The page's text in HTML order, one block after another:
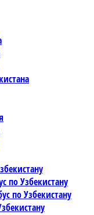
по Узбекистану
по Узбекистану